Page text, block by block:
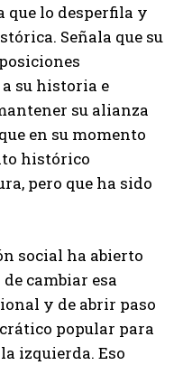
que lo desperfila y
Señala que su
a su historia e
su alianza
en su momento
histórico
pero que ha sido
social ha abierto
cambiar esa
y de abrir paso
popular para
izquierda. Eso